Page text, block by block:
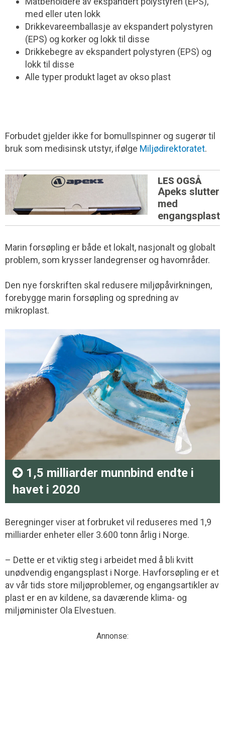
med eller uten lokk
Drikkevareemballasje av ekspandert polystyren
(EPS) og korker og lokk til disse
Drikkebegre av ekspandert polystyren (EPS) og
lokk til disse
Alle typer produkt laget av okso plast
Forbudet gjelder ikke for bomullspinner og sugerør til
bruk som medisinsk utstyr, ifølge Miljødirektoratet.
LES OGSÅ
Apeks slutter
med
engangsplast
Marin forsøpling er både et lokalt, nasjonalt og globalt
problem, som krysser landegrenser og havområder.
Den nye forskriften skal redusere miljøpåvirkningen,
forebygge marin forsøpling og spredning av
mikroplast.
1,5 milliarder munnbind endte i
havet i 2020
Beregninger viser at forbruket vil reduseres med 1,9
milliarder enheter eller 3.600 tonn årlig i Norge.
– Dette er et viktig steg i arbeidet med å bli kvitt
unødvendig engangsplast i Norge. Havforsøpling er et
av vår tids store miljøproblemer, og engangsartikler av
plast er en av kildene, sa daværende klima- og
miljøminister Ola Elvestuen.
Annonse: